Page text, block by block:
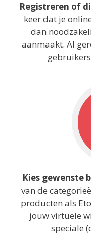
Registreren of
keer dat je
dan
aanmaakt. Al
Kies gewenste
van de
producten als
jouw virtuele
speciale